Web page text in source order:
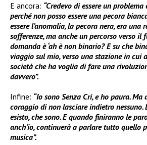
E ancora: “Credevo di essere un
perché non posso essere una pecora
essere l’anomalia, la pecora nera, era
sofferenze, ma anche un percorso verso il
domanda è ‘ah è non binario? E su che
viaggio sul mio, verso una stazione in cui
società che ha voglia di fare una
davvero”.
Infine: “Io sono Senza Cri, e ho paura. Ma
coraggio di non lasciare indietro nessuno.
esisto, che sono. E quando finiranno le
anch’io, continuerà a parlare tutto quello
musica”.